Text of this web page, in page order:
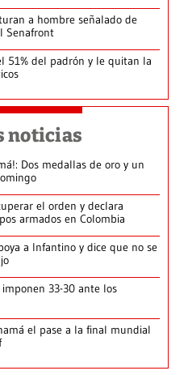
a hombre señalado de
Senafront
51% del padrón y le quitan la
noticias
Dos medallas de oro y un
el orden y declara
armados en Colombia
a Infantino y dice que no se
33-30 ante los
el pase a la final mundial